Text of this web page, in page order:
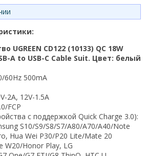
UGREEN CD122 (10133) QC 18W
A to USB-C Cable Suit. Цвет: белый
60Hz 500mA
2A, 12V-1.5A
FCP
с поддержкой Quick Charge 3.0):
S10/S9/S8/S7/A80/A70/A40/Note
Hua Wei P30/P20 Lite/Mate 20
W20/Honor Play, LG